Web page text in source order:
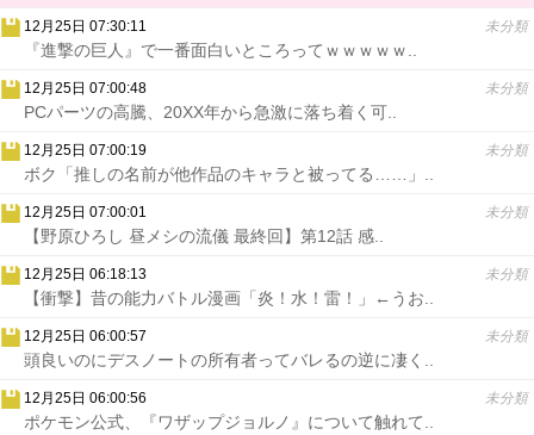
12月25日 07:30:11 未分類
『進撃の巨人』で一番面白いところってｗｗｗｗｗ..
12月25日 07:00:48 未分類
PCパーツの高騰、20XX年から急激に落ち着く可..
12月25日 07:00:19 未分類
ボク「推しの名前が他作品のキャラと被ってる……」..
12月25日 07:00:01 未分類
【野原ひろし 昼メシの流儀 最終回】第12話 感..
12月25日 06:18:13 未分類
【衝撃】昔の能力バトル漫画「炎！水！雷！」←うお..
12月25日 06:00:57 未分類
頭良いのにデスノートの所有者ってバレるの逆に凄く..
12月25日 06:00:56 未分類
ポケモン公式、『ワザップジョルノ』について触れて..